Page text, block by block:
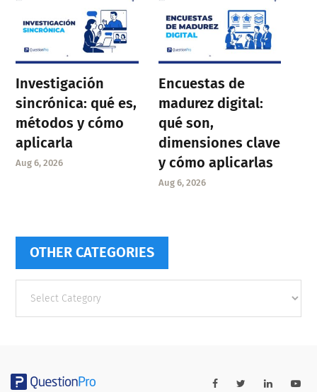
Investigación
sincrónica: qué es,
métodos y cómo
aplicarla
Aug 6, 2026
Encuestas de
madurez digital:
qué son,
dimensiones clave
y cómo aplicarlas
Aug 6, 2026
OTHER CATEGORIES
categories